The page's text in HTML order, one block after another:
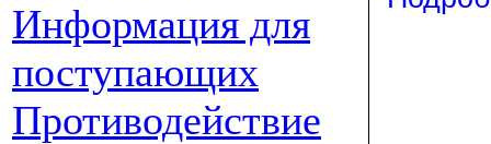
Информация для
поступающих
Противодействие